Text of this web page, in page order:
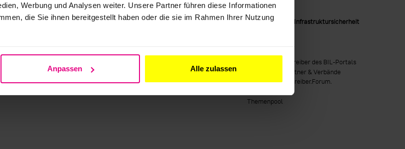
Werbung und Analysen weiter. Unsere Partner führen diese Informationen
die Sie ihnen bereitgestellt haben oder die sie im Rahmen Ihrer Nutzung
Anpassen Alle zulassen
Bautätige
Planauskunft erteilen
Komplettlösung für Infrastrukturbetreiber
Features für alle Sparten
FAQ
Impulsgeber für Infrastruktursicherheit
Infrastrukturbetreiber des BIL-Portals
Kooperationspartner & Verbände
Infrastruktur.Betreiber.Forum.
Themenpool